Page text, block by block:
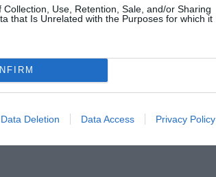
Collection, Use, Retention, Sale, and/or Sharing
that Is Unrelated with the Purposes for which it
Data Deletion Data Access Privacy Policy